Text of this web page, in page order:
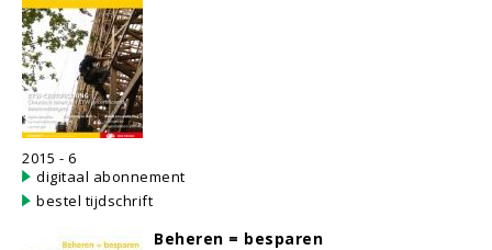
2015 - 6
digitaal abonnement
bestel tijdschrift
Beheren = besparen